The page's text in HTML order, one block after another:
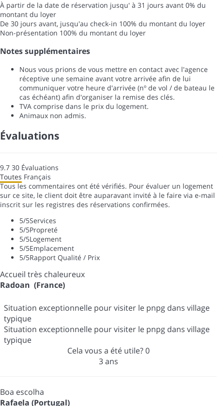
À partir de la date de réservation jusqu' à 31 jours avant 0% du
montant du loyer
De 30 jours avant, jusqu'au check-in 100% du montant du loyer
Non-présentation 100% du montant du loyer
Notes supplémentaires
Nous vous prions de vous mettre en contact avec l'agence
réceptive une semaine avant votre arrivée afin de lui
communiquer votre heure d'arrivée (nº de vol / de bateau le
cas échéant) afin d'organiser la remise des clés.
TVA comprise dans le prix du logement.
Animaux non admis.
Évaluations
9.7 30 Évaluations
Toutes Français
Tous les commentaires ont été vérifiés. Pour évaluer un logement
sur ce site, le client doit être auparavant invité à le faire via e-mail
inscrit sur les registres des réservations confirmées.
5/5Services
5/5Propreté
5/5Logement
5/5Emplacement
5/5Rapport Qualité / Prix
Accueil très chaleureux
Radoan (France)
Situation exceptionnelle pour visiter le pnpg dans village
typique
Situation exceptionnelle pour visiter le pnpg dans village
typique
Cela vous a été utile?0
3 ans
Boa escolha
Rafaela (Portugal)